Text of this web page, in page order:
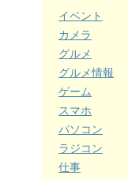
イベント
カメラ
グルメ
グルメ情報
ゲーム
スマホ
パソコン
ラジコン
仕事